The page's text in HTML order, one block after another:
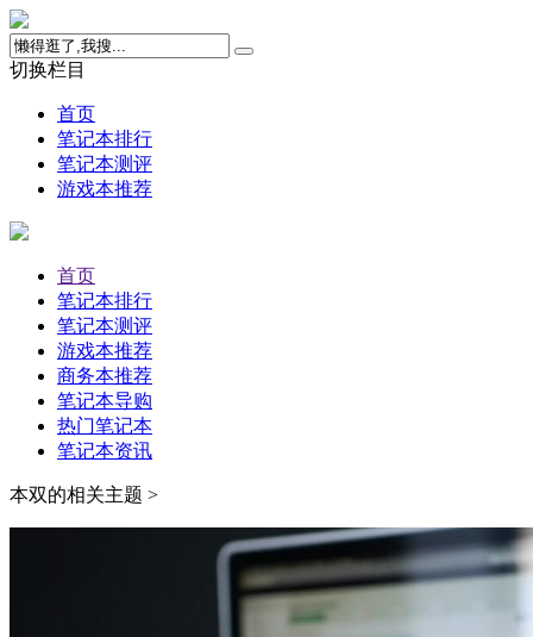
切换栏目
首页
笔记本排行
笔记本测评
游戏本推荐
首页
笔记本排行
笔记本测评
游戏本推荐
商务本推荐
笔记本导购
热门笔记本
笔记本资讯
本双的相关主题 >